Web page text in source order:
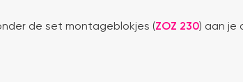
de set montageblokjes (ZOZ 230) aan je